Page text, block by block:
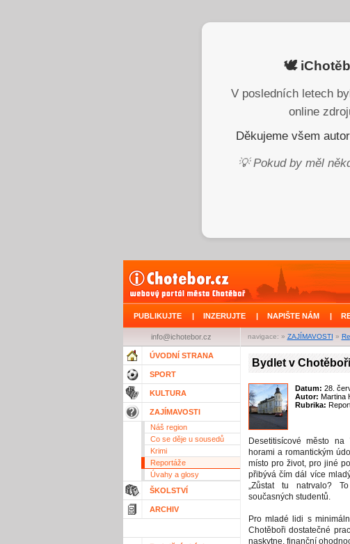
🕊️
V posledních letech
online
Děkujeme všem
💡 Pokud by měl
PUBLIKUJTE | INZERUJTE | NAPIŠTE NÁM |
navigace: » ZAJÍMAVOSTI »
info@ichotebor.cz
ÚVODNÍ STRANA
SPORT
KULTURA
ZAJÍMAVOSTI
Náš region
Co se děje u sousedů
Krimi
Reportáže
Úvahy a glosy
ŠKOLSTVÍ
ARCHIV
Bydlet v
Datum: 28.
Autor: Martina
Rubrika:
Desetitisícové město
horami a romantickým
místo pro život, pro jiné
přibývá čím dál více
„Zůstat tu natrvalo?
současných studentů.
Pro mladé lidi s
Chotěboři dostatečné
naskytne, finanční